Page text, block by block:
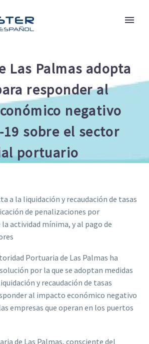
Las Palmas adopta
responder al
negativo
19 sobre el sector
portuario
a la liquidación y recaudación de tasas
de penalizaciones por
actividad mínima, y al pago de
Portuaria de Las Palmas ha
por la que se adoptan medidas
y recaudación de tasas
al impacto económico negativo
empresas que operan en los puertos
de Las Palmas, consciente del